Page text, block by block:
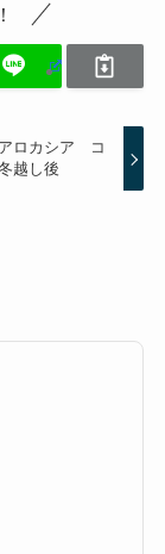
ロカシア コ
越し後